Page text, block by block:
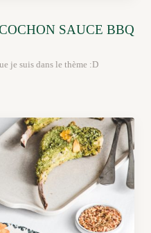
SAUCE BBQ
je suis dans le thème :D